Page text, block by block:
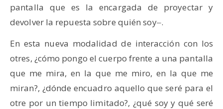
pantalla que es la encargada de proyectar y
devolver la repuesta sobre quién soy‒.
En esta nueva modalidad de interacción con los
otres, ¿cómo pongo el cuerpo frente a una pantalla
que me mira, en la que me miro, en la que me
miran?, ¿dónde encuadro aquello que seré para el
otre por un tiempo limitado?, ¿qué soy y qué seré